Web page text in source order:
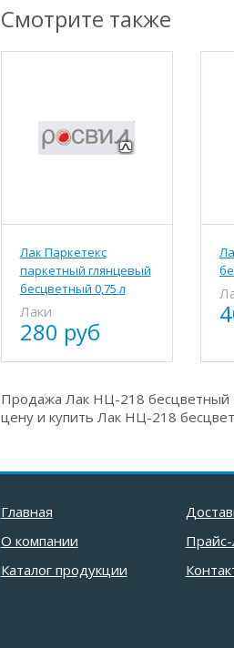
Смотрите также
Лак Паркетекс
паркетный глянцевый
бесцветный 0,75 л
Лаки
280 руб
Продажа Лак НЦ-218 бесцветный
цену и купить Лак НЦ-218
Главная
О компании
Каталог продукции
Прайс-